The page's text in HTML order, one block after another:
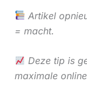
Artikel
= macht.
Deze tip is
maximale